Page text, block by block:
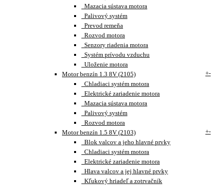
Mazacia sústava motora
Palivový systém
Prevod remeňa
Rozvod motora
Senzory riadenia motora
Systém prívodu vzduchu
Uloženie motora
Motor benzín 1.3 8V (2105)
+-
Chladiaci systém motora
Elektrické zariadenie motora
Mazacia sústava motora
Palivový systém
Rozvod motora
Motor benzín 1.5 8V (2103)
+-
Blok valcov a jeho hlavné prvky
Chladiaci systém motora
Elektrické zariadenie motora
Hlava valcov a jej hlavné prvky
Kľukový hriadeľ a zotrvačník